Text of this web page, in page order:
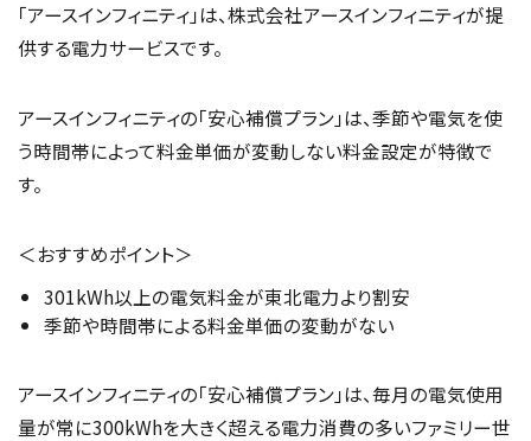
「アースインフィニティ」は、株式会社アースインフィニティが提
供する電力サービスです。
アースインフィニティの「安心補償プラン」は、季節や電気を使
う時間帯によって料金単価が変動しない料金設定が特徴で
す。
＜おすすめポイント＞
301kWh以上の電気料金が東北電力より割安
季節や時間帯による料金単価の変動がない
アースインフィニティの「安心補償プラン」は、毎月の電気使用
量が常に300kWhを大きく超える電力消費の多いファミリー世